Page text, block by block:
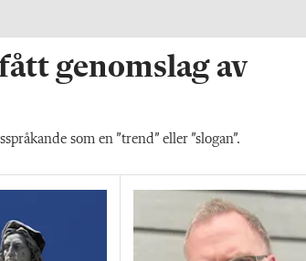
genomslag av
som en ”trend” eller ”slogan”.